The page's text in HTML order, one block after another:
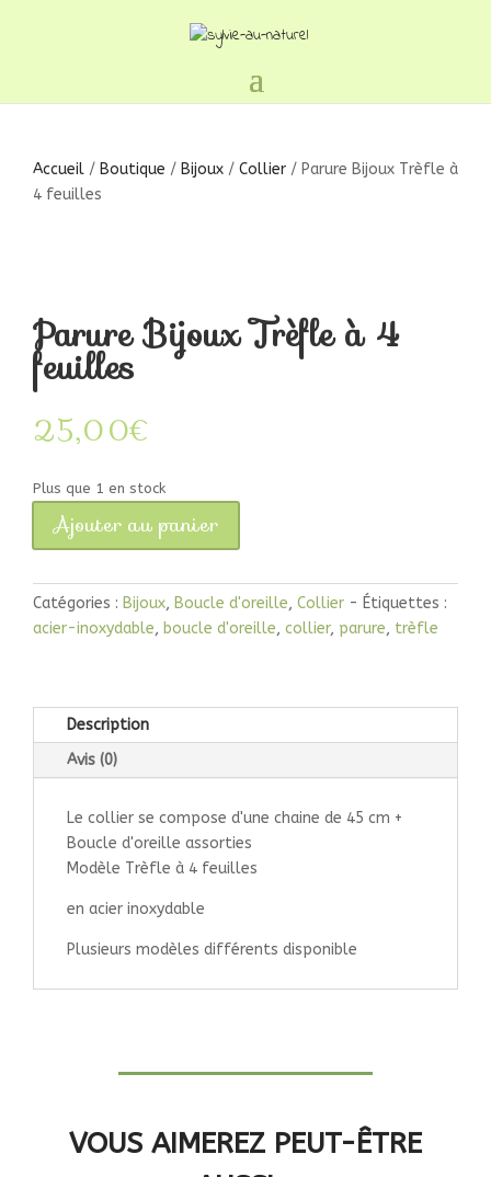
Accueil / Boutique / Bijoux / Collier / Parure Bijoux Trèfle à
4 feuilles
Parure Bijoux Trèfle à 4
feuilles
25,00€
Plus que 1 en stock
quantité
Parure
Bijoux
Trèfle
feuilles
Ajouter au panier
Catégories : Bijoux, Boucle d'oreille, Collier
Étiquettes :
acier-inoxydable, boucle d'oreille, collier, parure, trèfle
Description
Avis (0)
Le collier se compose d'une chaine de 45 cm +
Boucle d'oreille assorties
Modèle Trèfle à 4 feuilles
en acier inoxydable
Plusieurs modèles différents disponible
VOUS AIMEREZ PEUT-ÊTRE